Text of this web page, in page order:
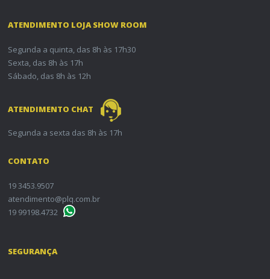
ATENDIMENTO LOJA SHOW ROOM
Segunda a quinta, das 8h às 17h30
Sexta, das 8h às 17h
Sábado, das 8h às 12h
ATENDIMENTO CHAT
Segunda a sexta das 8h às 17h
CONTATO
19 3453.9507
atendimento@plq.com.br
19 99198.4732
SEGURANÇA